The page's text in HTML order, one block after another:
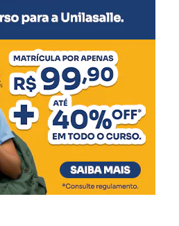
exige uma
e um
transmita
Este
amplia nossa
atendimento
qualidade
e